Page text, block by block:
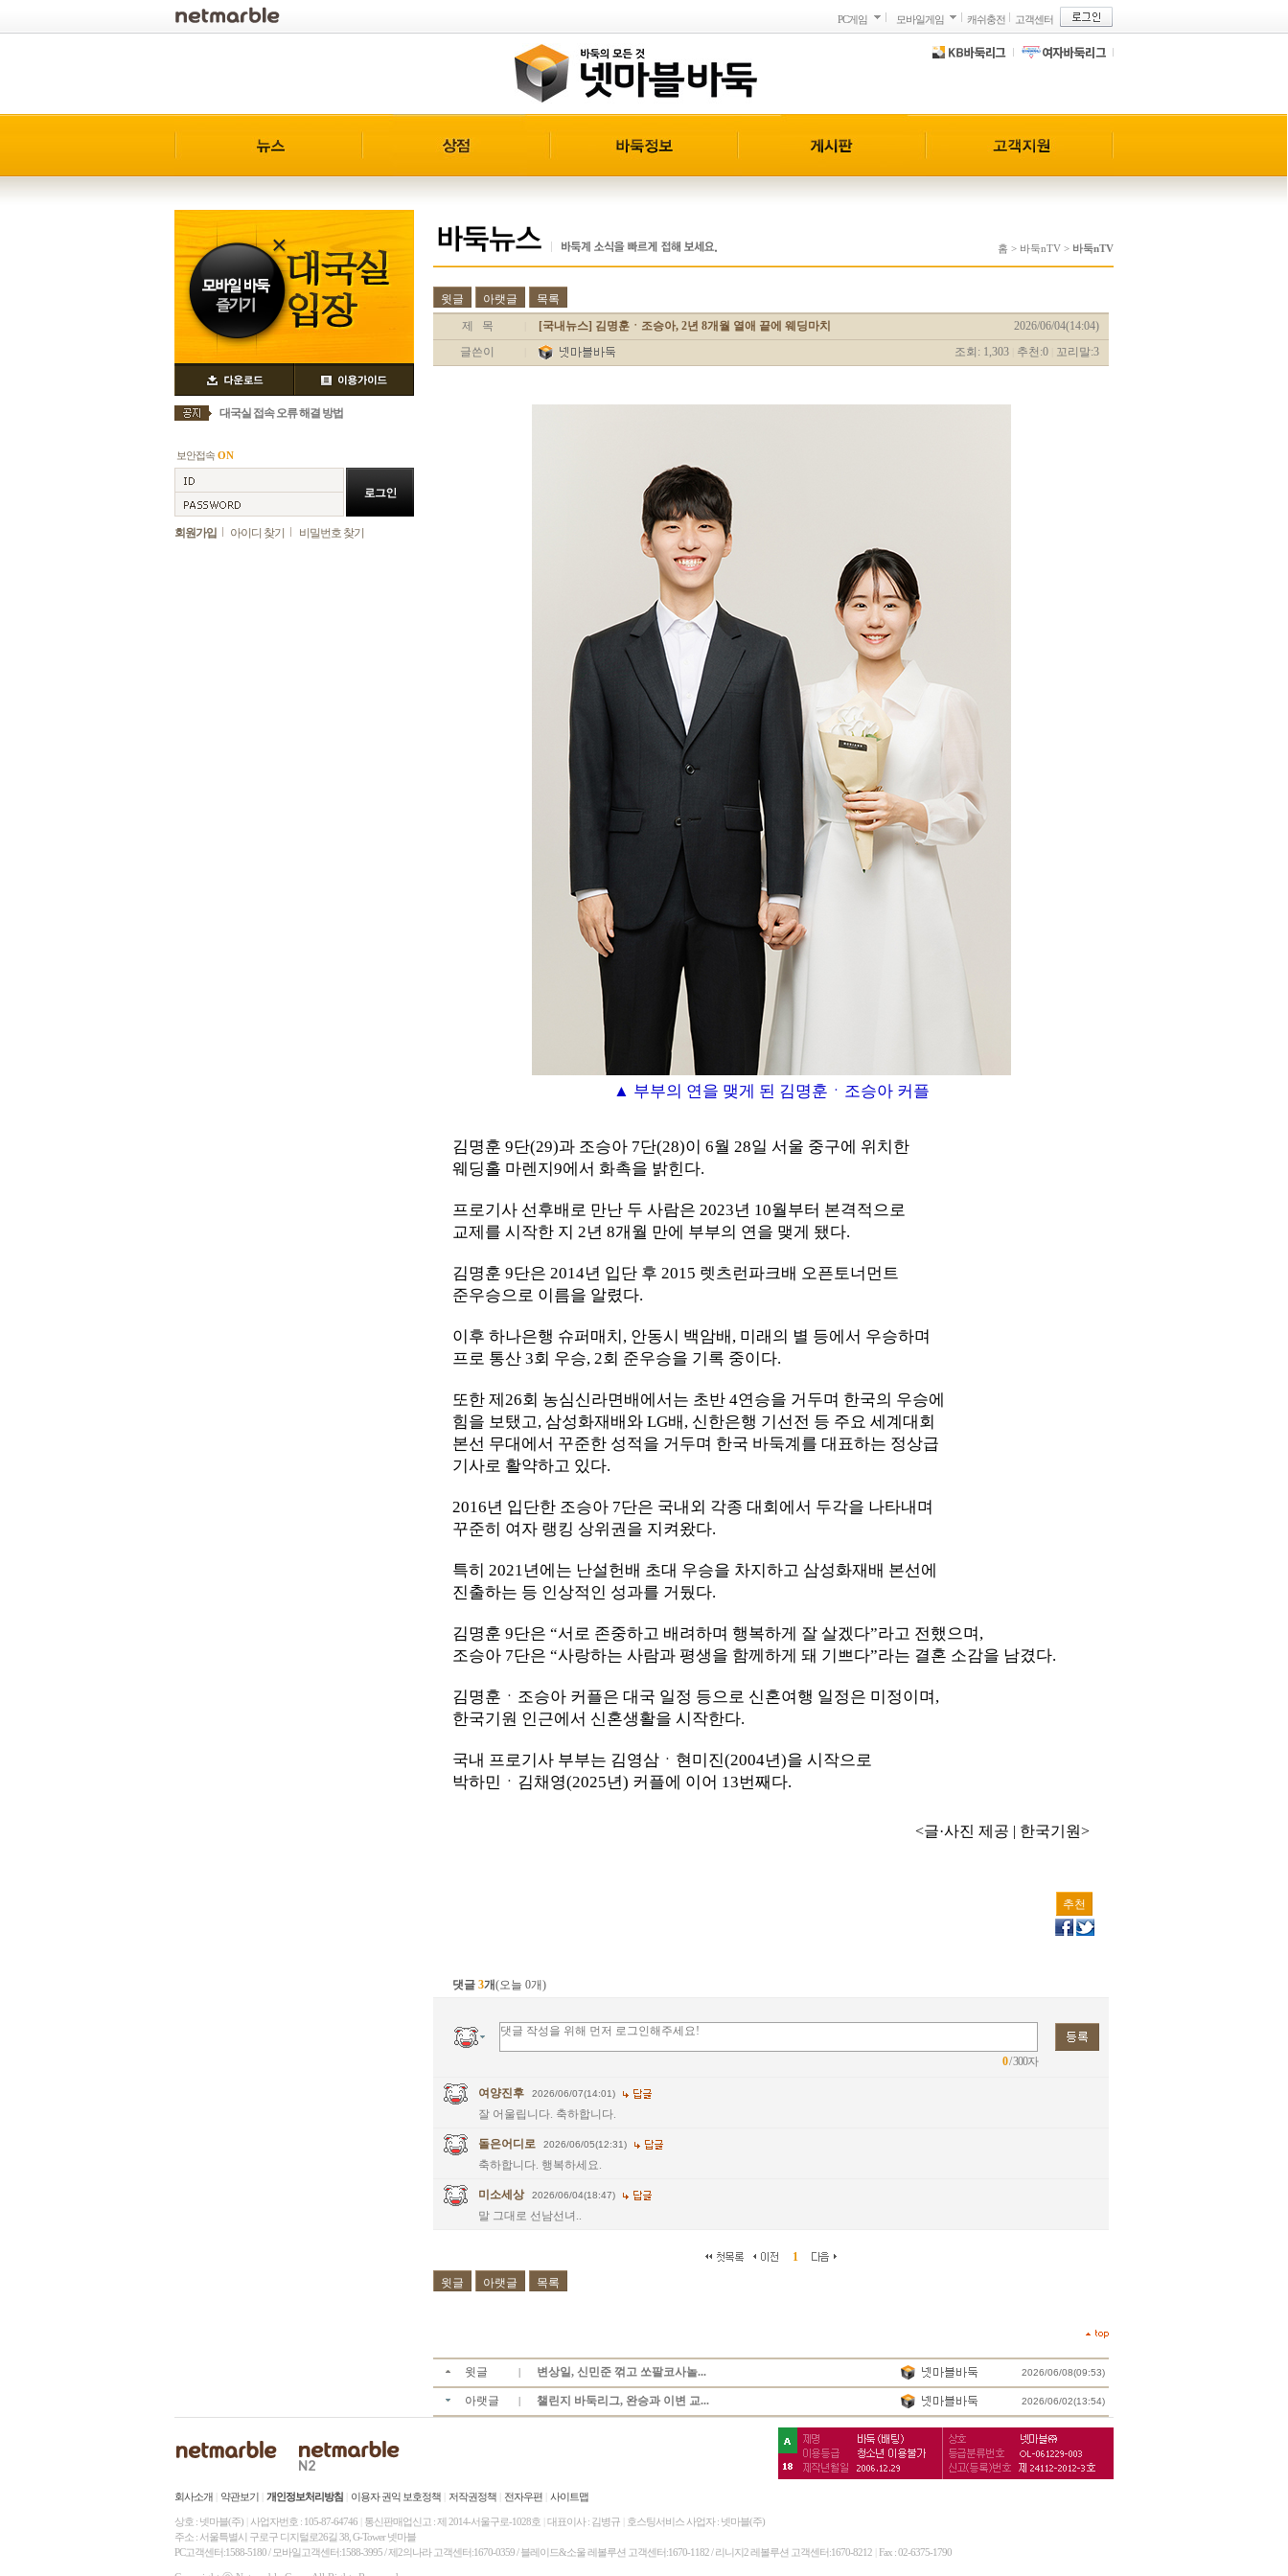
PC게임 모바일게임 캐쉬충전 고객센터
대국실 접속 오류 해결 방법
보안접속 ON
회원가입 아이디 찾기 비밀번호 찾기
홈 > 바둑nTV > 바둑nTV
윗글 아랫글
목록
제 목
[국내뉴스] 김명훈ㆍ조승아, 2년 8개월 열애 끝에 웨딩마치
2026/06/04(14:04)
글쓴이
조회: 1,303 추천:0 꼬리말:3
▲ 부부의 연을 맺게 된 김명훈ㆍ조승아 커플
김명훈 9단(29)과 조승아 7단(28)이 6월 28일 서울 중구에 위치한
웨딩홀 마렌지9에서 화촉을 밝힌다.
프로기사 선후배로 만난 두 사람은 2023년 10월부터 본격적으로
교제를 시작한 지 2년 8개월 만에 부부의 연을 맺게 됐다.
김명훈 9단은 2014년 입단 후 2015 렛츠런파크배 오픈토너먼트
준우승으로 이름을 알렸다.
이후 하나은행 슈퍼매치, 안동시 백암배, 미래의 별 등에서 우승하며
프로 통산 3회 우승, 2회 준우승을 기록 중이다.
또한 제26회 농심신라면배에서는 초반 4연승을 거두며 한국의 우승에
힘을 보탰고, 삼성화재배와 LG배, 신한은행 기선전 등 주요 세계대회
본선 무대에서 꾸준한 성적을 거두며 한국 바둑계를 대표하는 정상급
기사로 활약하고 있다.
2016년 입단한 조승아 7단은 국내외 각종 대회에서 두각을 나타내며
꾸준히 여자 랭킹 상위권을 지켜왔다.
특히 2021년에는 난설헌배 초대 우승을 차지하고 삼성화재배 본선에
진출하는 등 인상적인 성과를 거뒀다.
김명훈 9단은 “서로 존중하고 배려하며 행복하게 잘 살겠다”라고 전했으며,
조승아 7단은 “사랑하는 사람과 평생을 함께하게 돼 기쁘다”라는 결혼 소감을 남겼다.
김명훈ㆍ조승아 커플은 대국 일정 등으로 신혼여행 일정은 미정이며,
한국기원 인근에서 신혼생활을 시작한다.
국내 프로기사 부부는 김영삼ㆍ현미진(2004년)을 시작으로
박하민ㆍ김채영(2025년) 커플에 이어 13번째다.
<글·사진 제공 | 한국기원>
추천
댓글 3개(오늘 0개)
0/ 300자
여양진후 2026/06/07(14:01)
잘 어울립니다. 축하합니다.
돌은어디로 2026/06/05(12:31)
축하합니다. 행복하세요.
미소세상 2026/06/04(18:47)
말 그대로 선남선녀..
1
윗글
아랫글 목록
윗글 | 변상일, 신민준 꺾고 쏘팔코사놀... 2026/06/08(09:53)
아랫글 | 챌린지 바둑리그, 완승과 이변 교... 2026/06/02(13:54)
회사소개 약관보기 개인정보처리방침 이용자 권익 보호정책 저작권정책 전자우편 사이트맵
상호 : 넷마블(주) 사업자번호 : 105-87-64746 통신판매업신고 : 제 2014-서울구로-1028호 대표이사 : 김병규
호스팅서비스 사업자 : 넷마블(주)
주소 : 서울특별시 구로구 디지털로26길 38, G-Tower 넷마블
PC고객센터:1588-5180 / 모바일고객센터:1588-3995 / 제2의나라 고객센터:1670-0359 / 블레이드&소울 레볼루션 고객센터:1670-1182 / 리니지2 레볼루션 고객센터:1670-8212
Fax : 02-6375-1790